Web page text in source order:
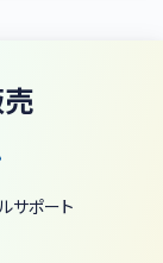
です。
サポート